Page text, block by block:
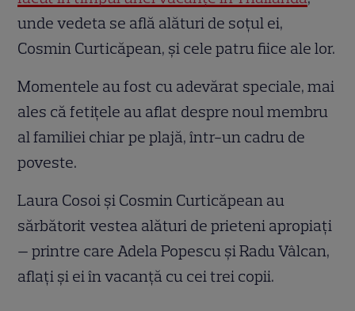
unde vedeta se află alături de soțul ei,
Cosmin Curticăpean, și cele patru fiice ale lor.
Momentele au fost cu adevărat speciale, mai
ales că fetițele au aflat despre noul membru
al familiei chiar pe plajă, într-un cadru de
poveste.
Laura Cosoi și Cosmin Curticăpean au
sărbătorit vestea alături de prieteni apropiați
— printre care Adela Popescu și Radu Vâlcan,
aflați și ei în vacanță cu cei trei copii.